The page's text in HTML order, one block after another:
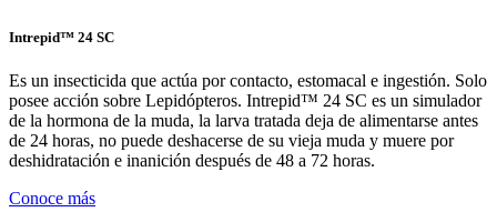
Intrepid™ 24 SC
Es un insecticida que actúa por contacto, estomacal e ingestión. Solo
posee acción sobre Lepidópteros. Intrepid™ 24 SC es un simulador
de la hormona de la muda, la larva tratada deja de alimentarse antes
de 24 horas, no puede deshacerse de su vieja muda y muere por
deshidratación e inanición después de 48 a 72 horas.
Conoce más